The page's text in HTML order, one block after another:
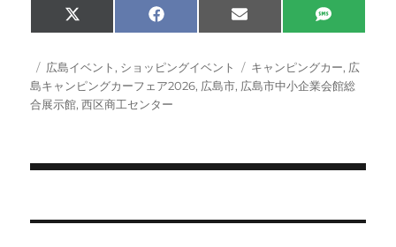
Share
on
X
(
w
t
t
Share
on
F
a
e
b
o
o
Share
on
E
m
l
Share
on
S
M
投
稿
日:
カ
テ
ゴ
広島イベント , ショッピングイベント
タ
グ
キャンピングカー, 広
島キャンピングカーフェア2026, 広島市, 広島市中小企業会館総
合展示館,西区商工センター
稿